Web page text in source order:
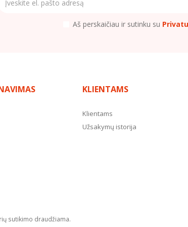
Aš perskaičiau ir sutinku su
KLIENTAMS
Klientams
Užsakymų istorija
sutikimo draudžiama.